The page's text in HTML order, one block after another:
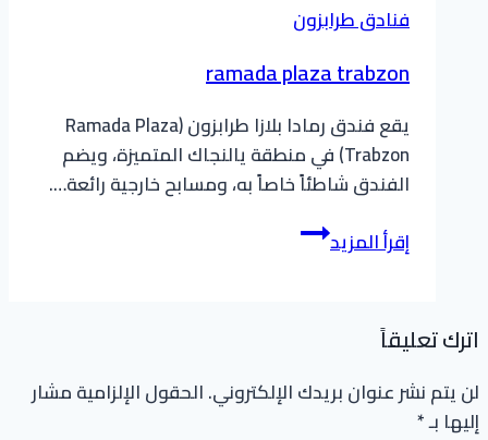
فنادق طرابزون
ramada plaza trabzon
يقع فندق رمادا بلازا طرابزون (Ramada Plaza
Trabzon) في منطقة يالنجاك المتميزة، ويضم
الفندق شاطئاً خاصاً به، ومسابح خارجية رائعة….
إقرأ المزيدramada
plaza
اترك تعليقاً
لن يتم نشر عنوان بريدك الإلكتروني.الحقول الإلزامية مشار
إليها بـ*